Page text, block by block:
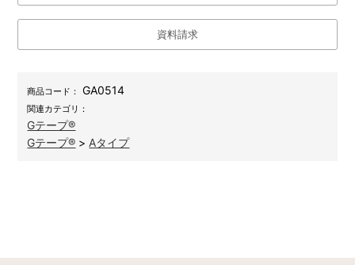
資料請求
商品コード： GA0514
関連カテゴリ：
Gテープ®
Gテープ® > Aタイプ